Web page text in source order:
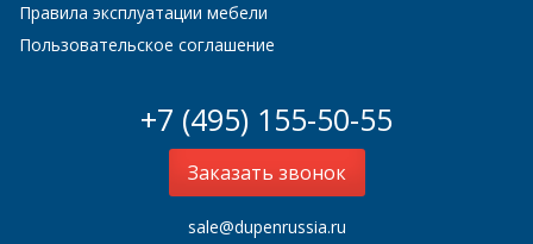
Правила эксплуатации мебели
Пользовательское соглашение
+7 (495) 155-50-55
Заказать звонок
sale@dupenrussia.ru